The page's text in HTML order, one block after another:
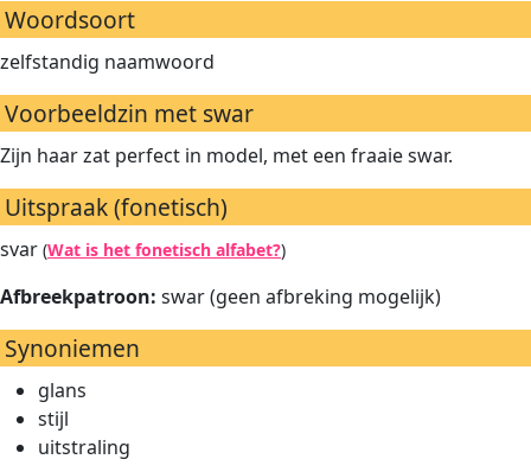
Woordsoort
zelfstandig naamwoord
Voorbeeldzin met swar
Zijn haar zat perfect in model, met een fraaie swar.
Uitspraak (fonetisch)
svar (Wat is het fonetisch alfabet?)
Afbreekpatroon: swar (geen afbreking mogelijk)
Synoniemen
glans
stijl
uitstraling